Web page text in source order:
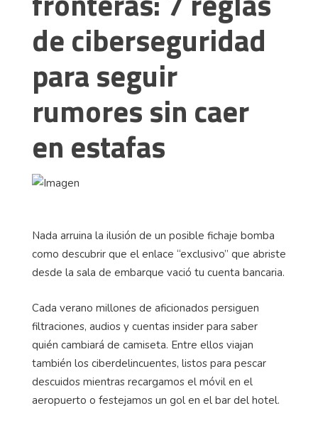
de ciberseguridad
para seguir
rumores sin caer
en estafas
Nada arruina la ilusión de un posible fichaje bomba
como descubrir que el enlace “exclusivo” que abriste
desde la sala de embarque vació tu cuenta bancaria.
Cada verano millones de aficionados persiguen
filtraciones, audios y cuentas insider para saber
quién cambiará de camiseta. Entre ellos viajan
también los ciberdelincuentes, listos para pescar
descuidos mientras recargamos el móvil en el
aeropuerto o festejamos un gol en el bar del hotel.